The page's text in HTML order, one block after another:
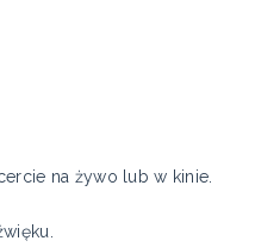
na żywo lub w kinie.